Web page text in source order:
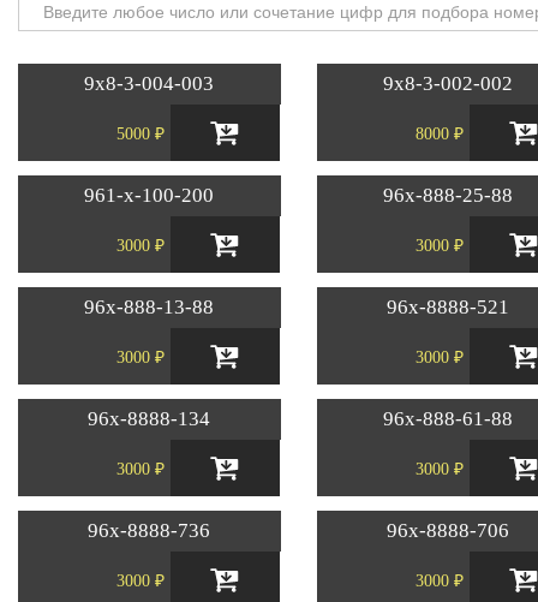
9х8-3-004-003
5000 ₽
9х8-3-002-002
8000 ₽
961-х-100-200
3000 ₽
96х-888-25-88
3000 ₽
96х-888-13-88
3000 ₽
96х-8888-521
3000 ₽
96х-8888-134
3000 ₽
96х-888-61-88
3000 ₽
96х-8888-736
3000 ₽
96х-8888-706
3000 ₽